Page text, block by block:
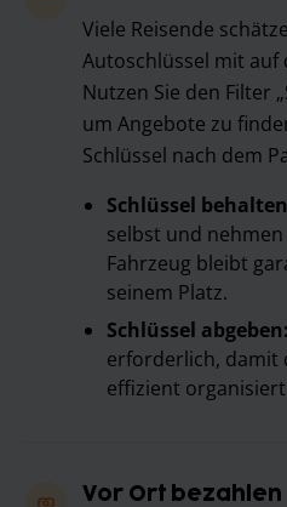
Viele Reisende
Autoschlüssel mit auf
Nutzen Sie den Filter
um Angebote zu
Schlüssel nach dem
Schlüssel
selbst und
Fahrzeug bleibt
seinem Platz.
Schlüssel abgeben:
erforderlich, damit
effizient
Vor Ort bezahlen